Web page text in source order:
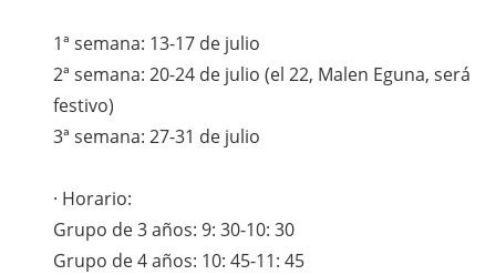
1ª semana: 13-17 de julio
2ª semana: 20-24 de julio (el 22, Malen Eguna, será
festivo)
3ª semana: 27-31 de julio
· Horario:
Grupo de 3 años: 9: 30-10: 30
Grupo de 4 años: 10: 45-11: 45